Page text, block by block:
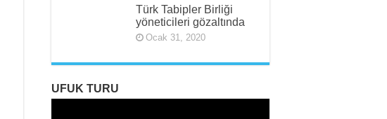
Türk Tabipler Birliği
yöneticileri gözaltında
Ocak 31, 2020
UFUK TURU